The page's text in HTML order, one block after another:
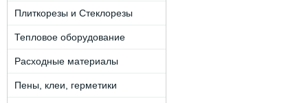
Плиткорезы и Стеклорезы
Тепловое оборудование
Расходные материалы
Пены, клеи, герметики